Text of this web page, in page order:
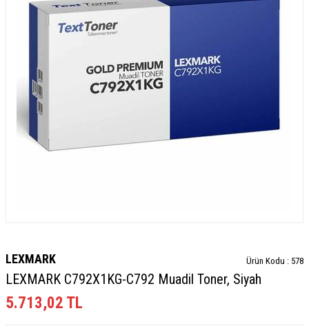
LEXMARK Ürün Kodu : 578
LEXMARK C792X1KG-C792 Muadil Toner, Siyah
5.713,02 TL